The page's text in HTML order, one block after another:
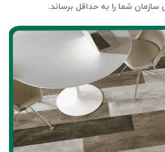
شما را به حداقل برساند.